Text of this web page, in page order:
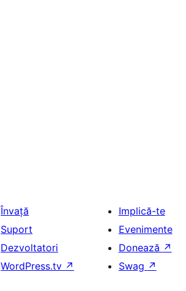
Învață
Suport
Dezvoltatori
WordPress.tv ↗
Implică-te
Evenimente
Donează ↗
Swag ↗